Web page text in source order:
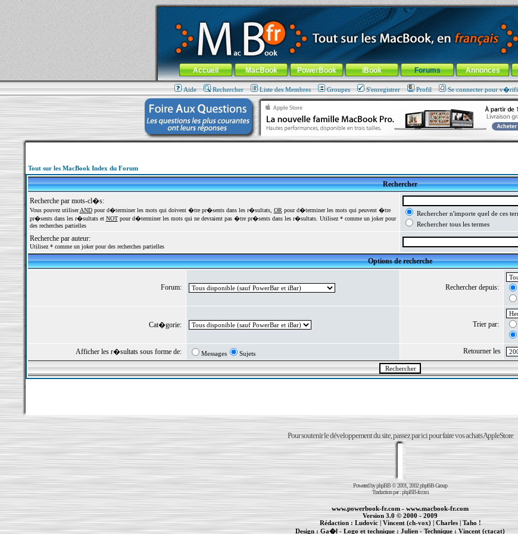
MacBook-fr.com : 100% Apple... 100% nomade !
Aller au contenu-Aller au menu général-Aller au menu de la rubrique
Menu général
Accueil MacBook PowerBook iBook Forums Annonces
Aide Rechercher Liste des Membres Groupes S'enregistrer Profil Se connecter pour
Tout sur les MacBook Index du Forum
Rechercher
Recherche par mots-cl�s:
Vous pouvez utiliserANDpour d�terminer les mots qui doivent �tre pr�sents dans les r�sultats, OR pour d�terminer les mots qui peuvent �tre
pr�sents dans les r�sultats et NOTpour d�terminer les mots qui ne devraient pas �tre pr�sents dans les r�sultats. Utilisez * comme un joker pour
des recherches partielles
Rechercher n'importe quel de ces
Rechercher tous les termes
Recherche par auteur:
Utilisez * comme un joker pour des recherches partielles
Options de recherche
Forum: Rechercher depuis:
Cat�gorie: Trier par:
Afficher les r�sultats sous forme de: Messages Sujets Retourner les
Pour soutenir le développement du site, passez par ici pour faire vos achats AppleStore
Powered byphpBB© 2001, 2002 phpBB Group
Traduction par :phpBB-fr.com
www.powerbook-fr.com-www.macbook-fr.com
Version 3.0 © 2000 - 2009
Rédaction :Ludovic| Vincent (ch-vox)|Charles| Taho !
Design : Ga�l - Logo et technique : Julien - Technique :Vincent (ctacat)